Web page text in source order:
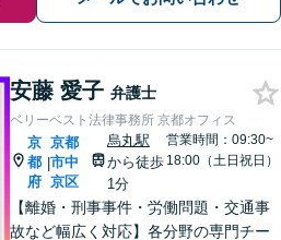
安藤 愛子 弁護士
ベリーベスト法律事務所 京都オフィス
京
都
府
|
京都
市中
京区
烏丸駅
から徒歩
1分
営業時間：09:30~
18:00（土日祝日）
【離婚・刑事事件・労働問題・交通事
故など幅広く対応】各分野の専門チー